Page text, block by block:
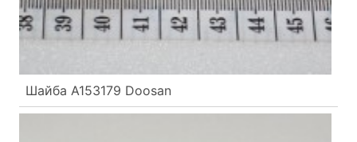
Шайба A153179 Doosan